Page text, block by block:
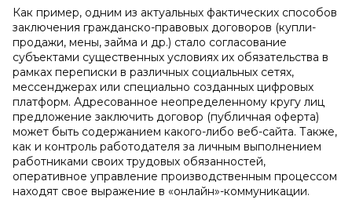
Как пример, одним из актуальных фактических способов
заключения гражданско-правовых договоров (купли-
продажи, мены, займа и др.) стало согласование
субъектами существенных условиях их обязательства в
рамках переписки в различных социальных сетях,
мессенджерах или специально созданных цифровых
платформ. Адресованное неопределенному кругу лиц
предложение заключить договор (публичная оферта)
может быть содержанием какого-либо веб-сайта. Также,
как и контроль работодателя за личным выполнением
работниками своих трудовых обязанностей,
оперативное управление производственным процессом
находят свое выражение в «онлайн»-коммуникации.